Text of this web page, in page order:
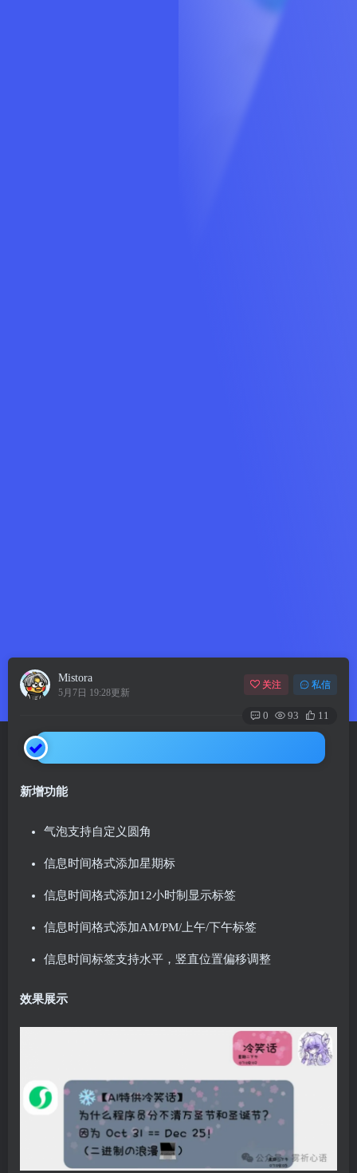
Mistora
5月7日 19:28更新
关注 私信
0 93 11
新增功能
气泡支持自定义圆角
信息时间格式添加星期标
信息时间格式添加12小时制显示标签
信息时间格式添加AM/PM/上午/下午标签
信息时间标签支持水平，竖直位置偏移调整
效果展示